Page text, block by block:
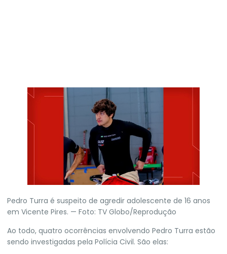
Pedro Turra é suspeito de agredir adolescente de 16 anos
em Vicente Pires. — Foto: TV Globo/Reprodução
Ao todo, quatro ocorrências envolvendo Pedro Turra estão
sendo investigadas pela Polícia Civil. São elas: